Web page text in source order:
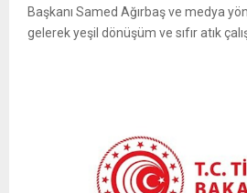
Başkanı Samed Ağırbaş ve medya
gelerek yeşil dönüşüm ve sıfır atık